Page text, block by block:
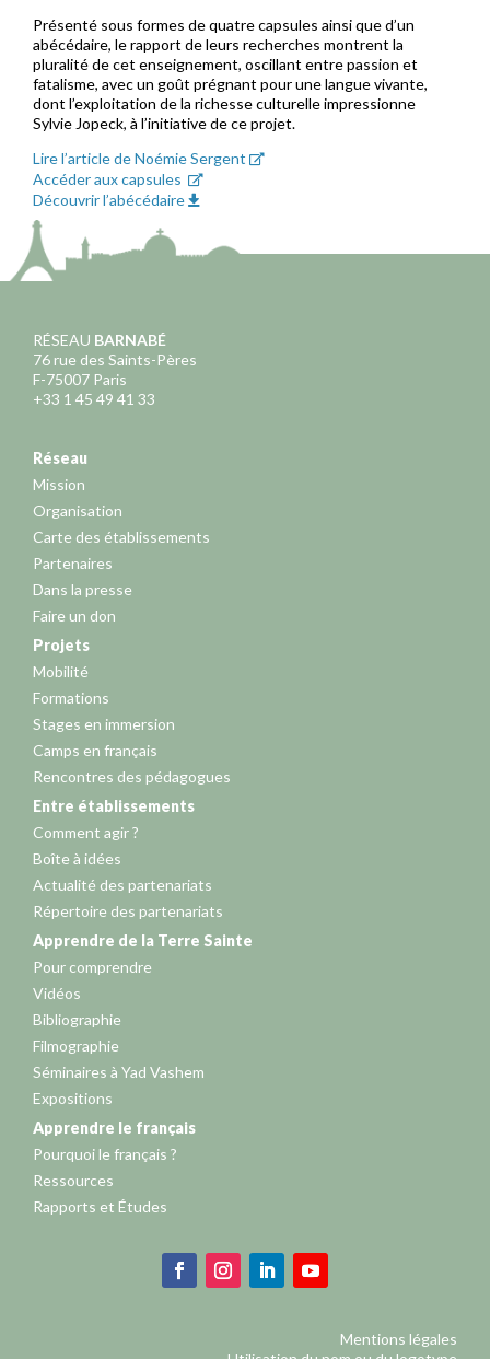
Présenté sous formes de quatre capsules ainsi que d’un
abécédaire, le rapport de leurs recherches montrent la
pluralité de cet enseignement, oscillant entre passion et
fatalisme, avec un goût prégnant pour une langue vivante,
dont l’exploitation de la richesse culturelle impressionne
Sylvie Jopeck, à l’initiative de ce projet.
Lire l’article de Noémie Sergent
Accéder aux capsules
Découvrir l’abécédaire
RÉSEAU BARNABÉ
76 rue des Saints-Pères
F-75007 Paris
+33 1 45 49 41 33
Réseau
Mission
Organisation
Carte des établissements
Partenaires
Dans la presse
Faire un don
Projets
Mobilité
Formations
Stages en immersion
Camps en français
Rencontres des pédagogues
Entre établissements
Comment agir ?
Boîte à idées
Actualité des partenariats
Répertoire des partenariats
Apprendre de la Terre Sainte
Pour comprendre
Vidéos
Bibliographie
Filmographie
Séminaires à Yad Vashem
Expositions
Apprendre le français
Pourquoi le français ?
Ressources
Rapports et Études
Mentions légales